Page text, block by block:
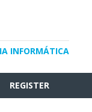
INFORMÁTICA
REGISTER